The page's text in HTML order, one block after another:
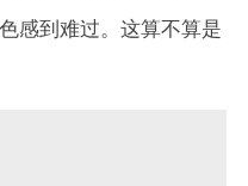
感到难过。这算不算是